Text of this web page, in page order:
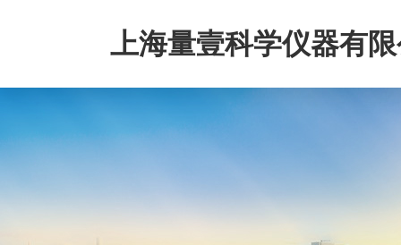
上海量壹科学仪器有